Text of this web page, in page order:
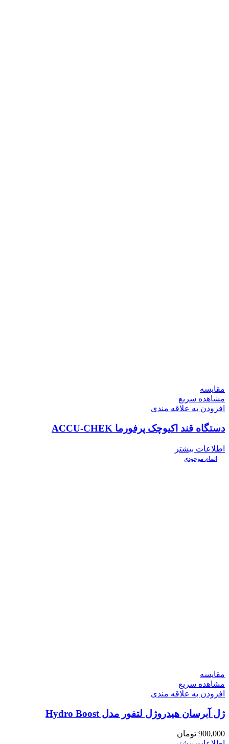
مقایسه
مشاهده سریع
افزودن به علاقه مندی
دستگاه قند اکیوچک پرفورما ACCU-CHEK
اطلاعات بیشتر
اتمام موجودی
مقایسه
مشاهده سریع
افزودن به علاقه مندی
ژل آبرسان هیدروژل لتفور مدل Hydro Boost
900,000 تومان